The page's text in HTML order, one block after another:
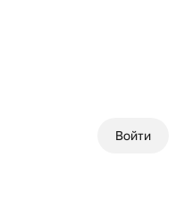
Войти